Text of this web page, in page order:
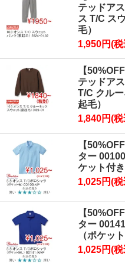
テッドア
ス T/C ス
毛）
1,950円(
【
テッドア
T/C クル
起毛）
1,840円(
【
ター
ケット付き
1,025円(
【
ター
（ポケッ
1,025円(